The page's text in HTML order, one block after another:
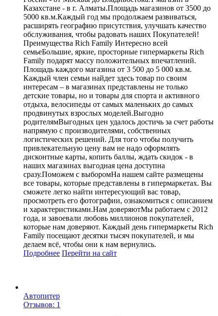
Казахстане - в г. Алматы.Площадь магазинов от 3500 до
5000 кв.м.Каждый год мы продолжаем развиваться,
расширять географию присутствия, улучшать качество
обслуживания, чтобы радовать наших Покупателей!
Преимущества Rich Family Интересно всей
семьеБольшие, яркие, просторные гипермаркеты Rich
Family подарят массу положительных впечатлений.
Площадь каждого магазина от 3 500 до 5 000 кв.м.
Каждый член семьи найдет здесь товар по своим
интересам – в магазинах представлены не только
детские товары, но и товары для спорта и активного
отдыха, велосипеды от самых маленьких до самых
продвинутых взрослых моделей.Выгодно
родителямВыгодных цен удалось достичь за счет работы
напрямую с производителями, собственных
логистических решений. Для того чтобы получить
привлекательную цену вам не надо оформлять
дисконтные карты, копить баллы, ждать скидок - в
наших магазинах выгодная цена доступна
сразу.Поможем с выборомНа нашем сайте размещены
все товары, которые представлены в гипермаркетах. Вы
сможете легко найти интересующий вас товар,
просмотреть его фотографии, ознакомиться с описанием
и характеристиками.Нам доверяютМы работаем с 2012
года, и завоевали любовь миллионов покупателей,
которые нам доверяют. Каждый день гипермаркеты Rich
Family посещают десятки тысяч покупателей, и мы
делаем всё, чтобы они к нам вернулись.
Подробнее Перейти на сайт
Автопитер
Отзывов: 1